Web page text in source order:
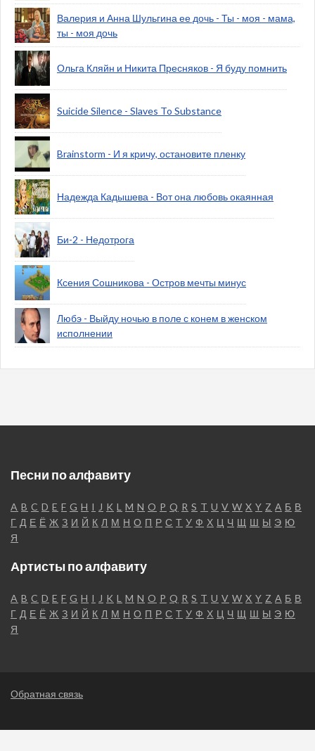
Валерия и Анна Шульгина ее дочь - Ты - моя - мама,
ты - моя дочь
Ольга Кляйн и Никита Пресняков - Я буду помнить
Suicide Silence - Slaves To Substance
Brainstorm - И я кричу, остановите пленку
Надежда Кадышева - Вот она любовь окаянная
Би-2 - Недотрога
Ксения Сошникова - Остров мечты минус
Любэ - Выйду ночью в поле с конем в женском
исполнении
Песни по алфавиту
A B C D E F G H I J K L M N O P Q R S T U V W X Y Z А Б В
Г Д Е Ё Ж З И Й К Л М Н О П Р С Т У Ф Х Ц Ч Щ Ш Ы Э Ю
Я
Артисты по алфавиту
A B C D E F G H I J K L M N O P Q R S T U V W X Y Z А Б В
Г Д Е Ё Ж З И Й К Л М Н О П Р С Т У Ф Х Ц Ч Щ Ш Ы Э Ю
Я
Обратная связь